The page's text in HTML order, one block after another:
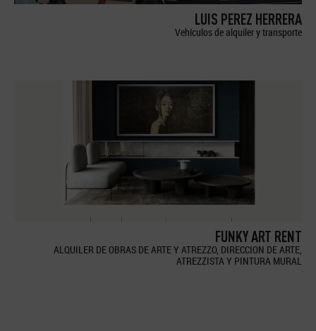
LUIS PEREZ HERRERA
Vehículos de alquiler y transporte
FUNKY ART RENT
ALQUILER DE OBRAS DE ARTE Y ATREZZO, DIRECCION DE ARTE,
ATREZZISTA Y PINTURA MURAL